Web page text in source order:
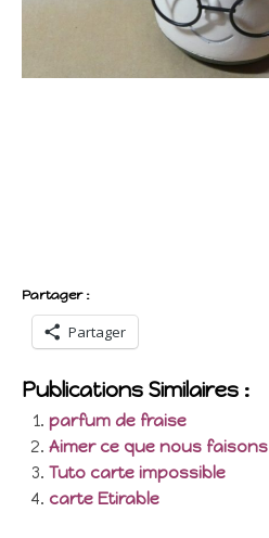
Partager :
Partager
Publications Similaires :
parfum de fraise
Aimer ce que nous faisons
Tuto carte impossible
carte Etirable